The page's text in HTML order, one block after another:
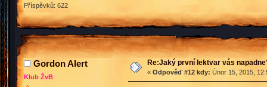
Příspěvků: 622
Gordon Alert
Klub ŽvB
Re:Jaký první lektvar vás
« Odpověď #12 kdy: Únor 15, 2015,